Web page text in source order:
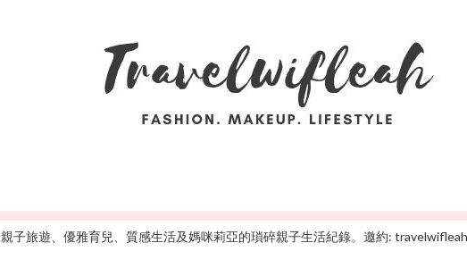
親子旅遊、優雅育兒、質感生活及媽咪莉亞的瑣碎親子生活紀錄。邀約: